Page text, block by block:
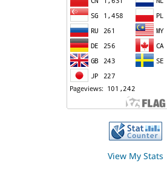
View My Stats